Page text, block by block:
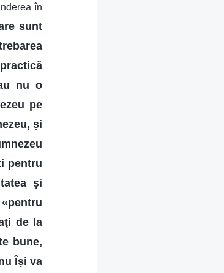
în
sunt
nu o
pe
și
pentru
și
de la
bune,
Își va